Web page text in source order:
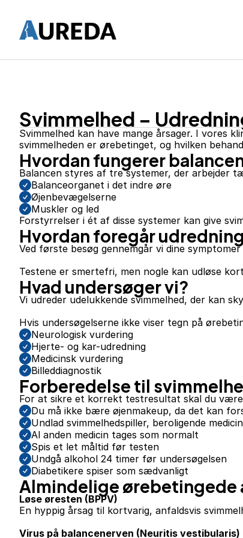
Høreapparatbehandling
Find os
Svimmelhed –
Svimmelhed kan have mange årsager. I vores
svimmelheden er ørebetinget, og hvilken
Hvordan fungerer
Balancen styres af tre systemer, der arbejder
Balanceorganet i det indre øre
Øjenbevægelserne
Muskler og led
Forstyrrelser i ét af disse systemer kan give
Hvordan foregår
Ved første besøg gennemgår vi dine
Testene er smertefri, men nogle kan udløse
Hvad undersøger vi?
Vi udreder udelukkende svimmelhed, der kan
Hvis undersøgelserne ikke viser tegn på
Neurologisk vurdering
Hjerte- og kar-udredning
Medicinsk vurdering
Billeddiagnostik
Forberedelse til
For at sikre et korrekt testresultat skal du
Du må ikke bære øjenmakeup, da det kan
Undlad svimmelhedspiller, beroligende
Al anden medicin tages som normalt
Spis et let måltid før testen
Undgå alkohol 24 timer før undersøgelsen
Diabetikere spiser som sædvanligt
Almindelige ørebetingede
Løse øresten (BPPV)
En hyppig årsag til kortvarig, anfaldsvis
Virus på balancenerven (Neuritis vestibularis)